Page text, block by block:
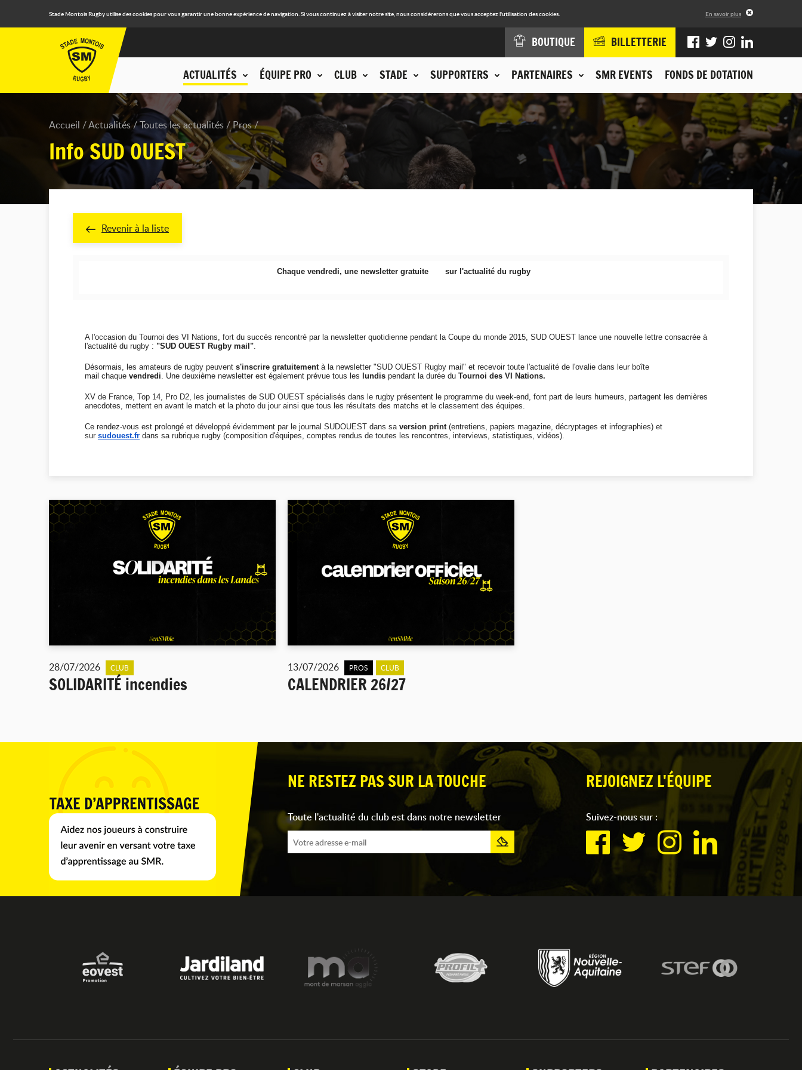
Stade Montois Rugby utilise des cookies pour vous garantir une bonne expérience de navigation. Si vous continuez à visiter notre site, nous considérerons que vous acceptez l'utilisation des cookies. En savoir plus
ACTUALITÉS ÉQUIPE PRO CLUB STADE SUPPORTERS PARTENAIRES SMR EVENTS FONDS DE DOTATION
BOUTIQUE BILLETTERIE
Accueil Actualités Toutes les actualités Pros
Info SUD OUEST
Revenir à la liste
Chaque vendredi, une newsletter gratuite sur l'actualité du rugby
A l'occasion du Tournoi des VI Nations, fort du succès rencontré par la newsletter quotidienne pendant la Coupe du monde 2015, SUD OUEST lance une nouvelle lettre consacrée à
l'actualité du rugby : "SUD OUEST Rugby mail".
Désormais, les amateurs de rugby peuvent s'inscrire gratuitement à la newsletter "SUD OUEST Rugby mail" et recevoir toute l'actualité de l'ovalie dans leur boîte
mail chaque vendredi. Une deuxième newsletter est également prévue tous les lundis pendant la durée du Tournoi des VI Nations.
XV de France, Top 14, Pro D2, les journalistes de SUD OUEST spécialisés dans le rugby présentent le programme du week-end, font part de leurs humeurs, partagent les dernières
anecdotes, mettent en avant le match et la photo du jour ainsi que tous les résultats des matchs et le classement des équipes.
Ce rendez-vous est prolongé et développé évidemment par le journal SUDOUEST dans sa version print(entretiens, papiers magazine, décryptages et infographies) et
sur sudouest.fr dans sa rubrique rugby (composition d'équipes, comptes rendus de toutes les rencontres, interviews, statistiques, vidéos).
28/07/2026 CLUB
SOLIDARITÉ incendies
13/07/2026 PROS CLUB
CALENDRIER 26/27
NE RESTEZ PAS SUR LA TOUCHE
Toute l'actualité du club est dans notre newsletter
REJOIGNEZ L'ÉQUIPE
Suivez-nous sur :